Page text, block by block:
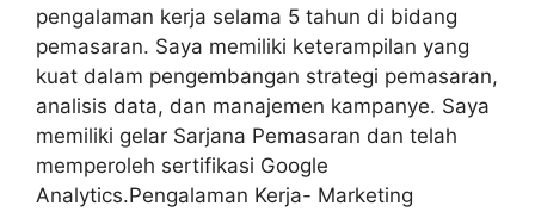
pengalaman kerja selama 5 tahun di bidang
pemasaran. Saya memiliki keterampilan yang
kuat dalam pengembangan strategi pemasaran,
analisis data, dan manajemen kampanye. Saya
memiliki gelar Sarjana Pemasaran dan telah
memperoleh sertifikasi Google
Analytics.Pengalaman Kerja- Marketing